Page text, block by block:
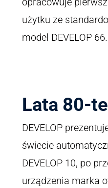
użytku ze
model DEVELOP
Lata 80-te
DEVELOP
świecie
DEVELOP 10, po
urządzenia marka